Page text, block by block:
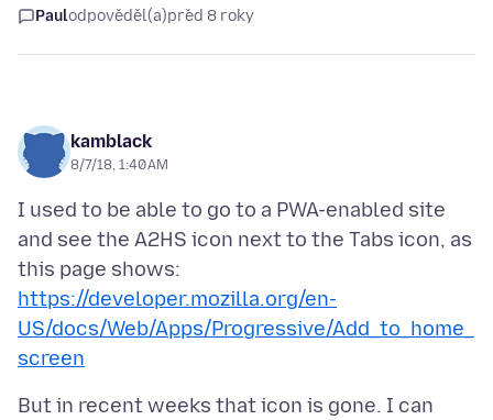
Paulodpověděl(a)před 8 roky
kamblack
8/7/18, 1:40 AM
I used to be able to go to a PWA-enabled site
and see the A2HS icon next to the Tabs icon, as
https://developer.mozilla.org/en-
US/docs/Web/Apps/Progressive/Add_to_home_
screen
But in recent weeks that icon is gone. I can